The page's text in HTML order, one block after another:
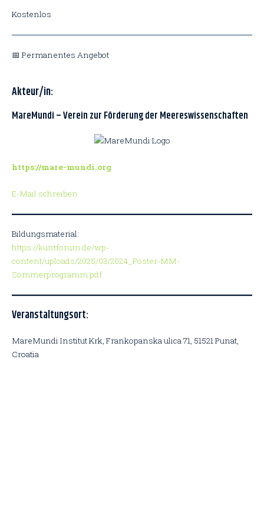
Kostenlos
📅 Permanentes Angebot
Akteur/in:
MareMundi – Verein zur Förderung der Meereswissenschaften
https://mare-mundi.org
E-Mail schreiben
Bildungsmaterial:
https://kuntforum.de/wp-
content/uploads/2025/03/2024_Poster-MM-
Sommerprogramm.pdf
Veranstaltungsort:
MareMundi Institut Krk, Frankopanska ulica 71, 51521 Punat,
Croatia